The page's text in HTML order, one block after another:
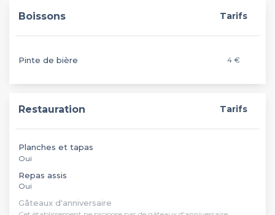
Boissons Tarifs
Pinte de bière 4 €
Restauration Tarifs
Planches et tapas
Oui
Repas assis
Oui
Gâteaux d'anniversaire